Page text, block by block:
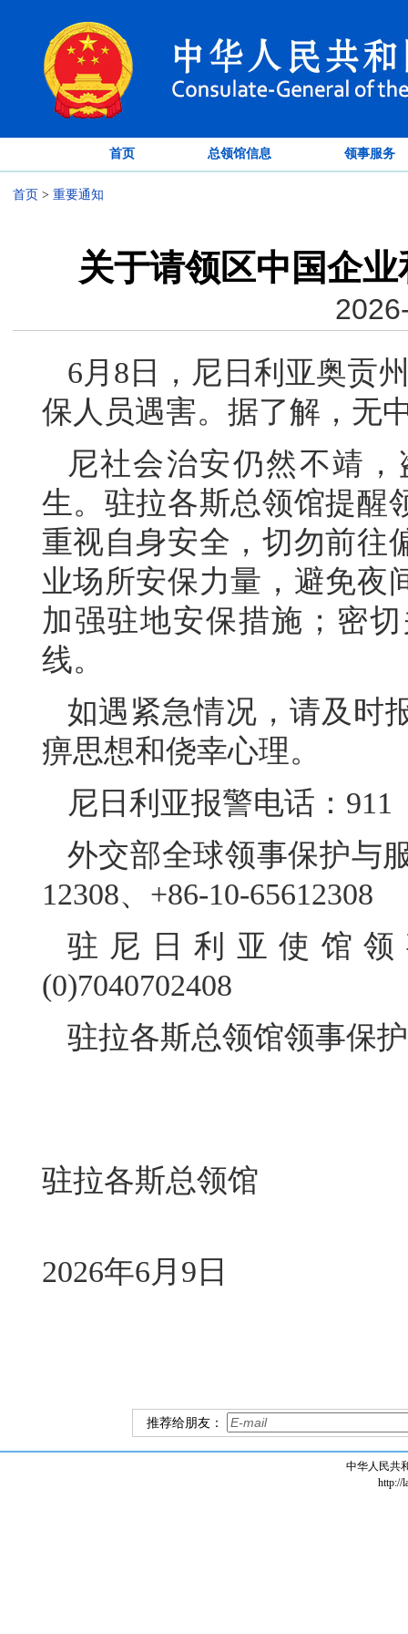
首页 总领馆信息 领事服务
首页 > 重要通知
关于请领区中国企
6月8日，尼日利亚奥贡
保人员遇害。据了解，无
尼社会治安仍然不靖
生。驻拉各斯总领馆提醒
重视自身安全，切勿前往
业场所安保力量，避免夜
加强驻地安保措施；密
线。
如遇紧急情况，请及时
痹思想和侥幸心理。
尼日利亚报警电话：911
外交部全球领事保护与
12308、+86-10-65612308
驻尼日利亚使馆领
(0)7040702408
驻拉各斯总领馆领事保
驻拉各斯总领馆
2026年6月9日
推荐给朋友：
中华人民共
http://